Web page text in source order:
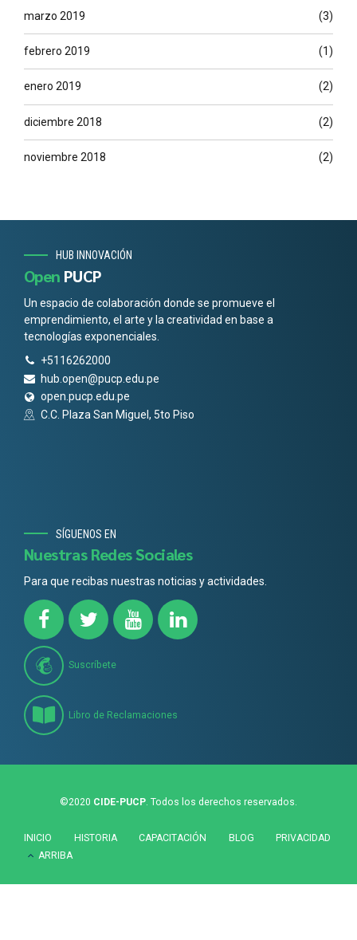
marzo 2019 (3)
febrero 2019 (1)
enero 2019 (2)
diciembre 2018 (2)
noviembre 2018 (2)
HUB INNOVACIÓN
Open PUCP
Un espacio de colaboración donde se promueve el
emprendimiento, el arte y la creatividad en base a
tecnologías exponenciales.
+5116262000
hub.open@pucp.edu.pe
open.pucp.edu.pe
C.C. Plaza San Miguel, 5to Piso
SÍGUENOS EN
Nuestras Redes Sociales
Para que recibas nuestras noticias y actividades.
Suscríbete
Libro de Reclamaciones
©2020 CIDE-PUCP . Todos los derechos reservados.
INICIO HISTORIA CAPACITACIÓN BLOG
PRIVACIDAD
ARRIBA